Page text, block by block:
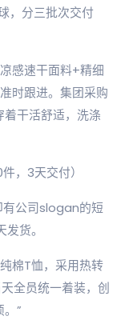
，分三批次交付
感速干面料+精细
时跟进。集团采购
着干活舒适，洗涤
，3天交付）
有公司slogan的短
货。
棉T恤，采用热转
全员统一着装，创
”